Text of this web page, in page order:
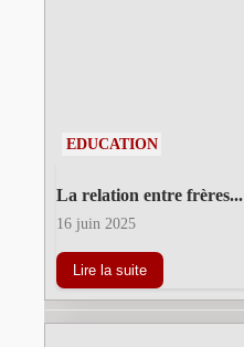
EDUCATION
La relation entre frères...
16 juin 2025
Lire la suite